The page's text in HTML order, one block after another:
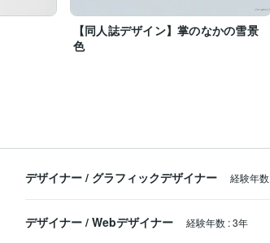
【同人誌デザイン】掌のなかの雪景
色
デザイナー / グラフィックデザイナー 経験年数
デザイナー / Webデザイナー 経験年数 :3年